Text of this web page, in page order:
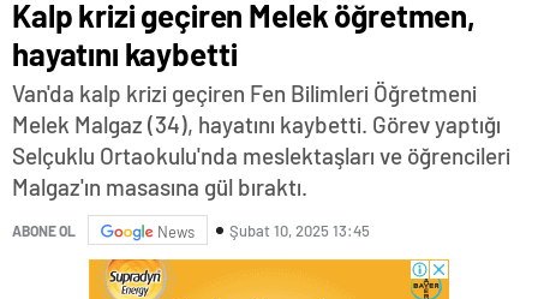
Kalp krizi geçiren Melek öğretmen,
hayatını kaybetti
Van'da kalp krizi geçiren Fen Bilimleri Öğretmeni
Melek Malgaz (34), hayatını kaybetti. Görev yaptığı
Selçuklu Ortaokulu'nda meslektaşları ve öğrencileri
Malgaz'ın masasına gül bıraktı.
ABONE OL News Şubat 10, 2025 13:45